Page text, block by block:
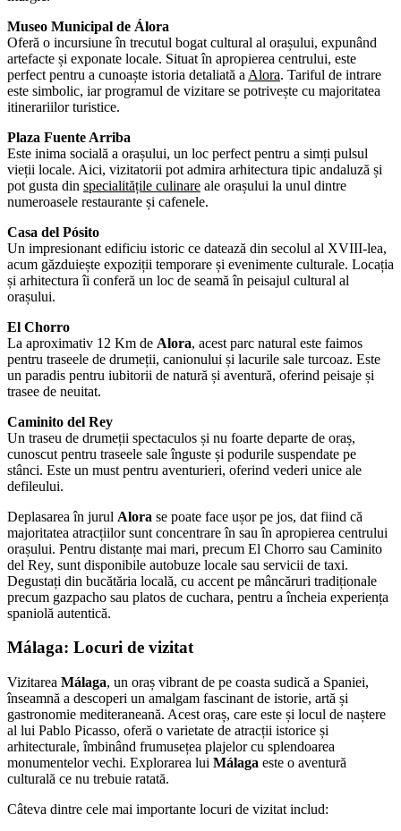
Museo Municipal de Álora
Oferă o incursiune în trecutul bogat cultural al orașului, expunând
artefacte și exponate locale. Situat în apropierea centrului, este
perfect pentru a cunoaște istoria detaliată a Alora. Tariful de intrare
este simbolic, iar programul de vizitare se potrivește cu majoritatea
itinerariilor turistice.
Plaza Fuente Arriba
Este inima socială a orașului, un loc perfect pentru a simți pulsul
vieții locale. Aici, vizitatorii pot admira arhitectura tipic andaluză și
pot gusta din specialitățile culinare ale orașului la unul dintre
numeroasele restaurante și cafenele.
Casa del Pósito
Un impresionant edificiu istoric ce datează din secolul al XVIII-lea,
acum găzduiește expoziții temporare și evenimente culturale. Locația
și arhitectura îi conferă un loc de seamă în peisajul cultural al
orașului.
El Chorro
La aproximativ 12 Km de Alora, acest parc natural este faimos
pentru traseele de drumeții, canionului și lacurile sale turcoaz. Este
un paradis pentru iubitorii de natură și aventură, oferind peisaje și
trasee de neuitat.
Caminito del Rey
Un traseu de drumeții spectaculos și nu foarte departe de oraș,
cunoscut pentru traseele sale înguste și podurile suspendate pe
stânci. Este un must pentru aventurieri, oferind vederi unice ale
defileului.
Deplasarea în jurul Alora se poate face ușor pe jos, dat fiind că
majoritatea atracțiilor sunt concentrare în sau în apropierea centrului
orașului. Pentru distanțe mai mari, precum El Chorro sau Caminito
del Rey, sunt disponibile autobuze locale sau servicii de taxi.
Degustați din bucătăria locală, cu accent pe mâncăruri tradiționale
precum gazpacho sau platos de cuchara, pentru a încheia experiența
spaniolă autentică.
Málaga: Locuri de vizitat
Vizitarea Málaga, un oraș vibrant de pe coasta sudică a Spaniei,
înseamnă a descoperi un amalgam fascinant de istorie, artă și
gastronomie mediteraneană. Acest oraș, care este și locul de naștere
al lui Pablo Picasso, oferă o varietate de atracții istorice și
arhitecturale, îmbinând frumusețea plajelor cu splendoarea
monumentelor vechi. Explorarea lui Málaga este o aventură
culturală ce nu trebuie ratată.
Câteva dintre cele mai importante locuri de vizitat includ: